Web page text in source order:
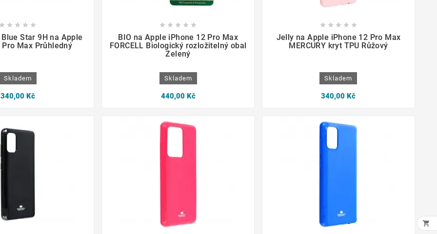
 
    
Star 9H na Apple
Pro Max Průhledný
Skladem
340,00 Kč
 
    
BIO na Apple iPhone 12 Pro Max
FORCELL Biologický rozložitelný obal
Zelený
Skladem
440,00 Kč
 
    
Jelly na Apple iPhone 12 Pro Max
MERCURY kryt TPU Růžový
Skladem
340,00 Kč
